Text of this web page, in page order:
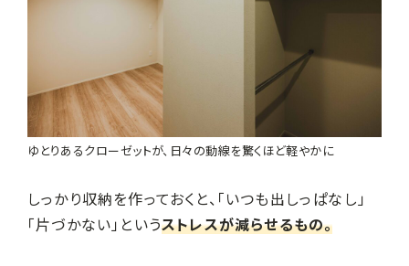
ゆとりあるクローゼットが、日々の動線を驚くほど軽やかに
しっかり収納を作っておくと、「いつも出しっぱなし」
「片づかない」というストレスが減らせるもの。